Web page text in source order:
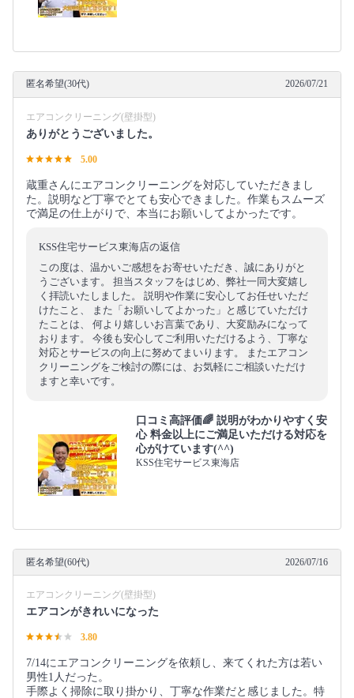
匿名希望(30代) 2026/07/21
エアコンクリーニング(壁掛型)
ありがとうございました。
5.00
蔵重さんにエアコンクリーニングを対応していただきまし
た。説明など丁寧でとても安心できました。作業もスムーズ
で満足の仕上がりで、本当にお願いしてよかったです。
KSS住宅サービス東海店の返信
この度は、温かいご感想をお寄せいただき、誠にありがと
うございます。 担当スタッフをはじめ、弊社一同大変嬉し
く拝読いたしました。 説明や作業に安心してお任せいただ
けたこと、 また「お願いしてよかった」と感じていただけ
たことは、 何より嬉しいお言葉であり、大変励みになって
おります。 今後も安心してご利用いただけるよう、丁寧な
対応とサービスの向上に努めてまいります。 またエアコン
クリーニングをご検討の際には、お気軽にご相談いただけ
ますと幸いです。
口コミ高評価🌈 説明がわかりやすく安
心 料金以上にご満足いただける対応を
心がけています(^^)
KSS住宅サービス東海店
匿名希望(60代) 2026/07/16
エアコンクリーニング(壁掛型)
エアコンがきれいになった
3.80
7/14にエアコンクリーニングを依頼し、来てくれた方は若い
男性1人だった。
手際よく掃除に取り掛かり、丁寧な作業だと感じました。特